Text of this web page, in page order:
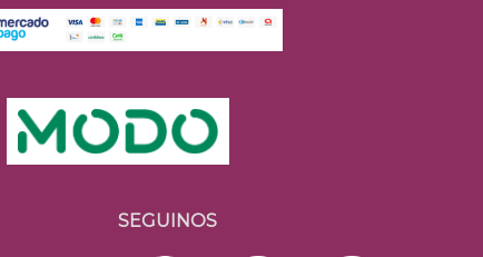
SEGUINOS